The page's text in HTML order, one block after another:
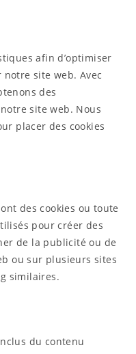
afin d’optimiser
site web. Avec
des
site web. Nous
placer des cookies
des cookies ou toute
pour créer des
de la publicité ou de
ou sur plusieurs sites
similaires.
du contenu